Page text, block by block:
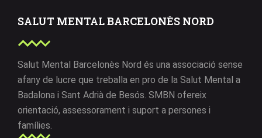
SALUT MENTAL BARCELONÈS NORD
Salut Mental Barcelonès Nord és una associació sense
afany de lucre que treballa en pro de la Salut Mental a
Badalona i Sant Adrià de Besós. SMBN ofereix
orientació, assessorament i suport a persones i
famílies.